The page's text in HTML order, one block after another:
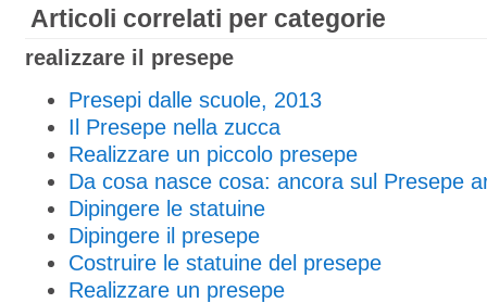
Articoli correlati per categorie
realizzare il presepe
Presepi dalle scuole, 2013
Il Presepe nella zucca
Realizzare un piccolo presepe
Da cosa nasce cosa: ancora sul Presepe
Dipingere le statuine
Dipingere il presepe
Costruire le statuine del presepe
Realizzare un presepe